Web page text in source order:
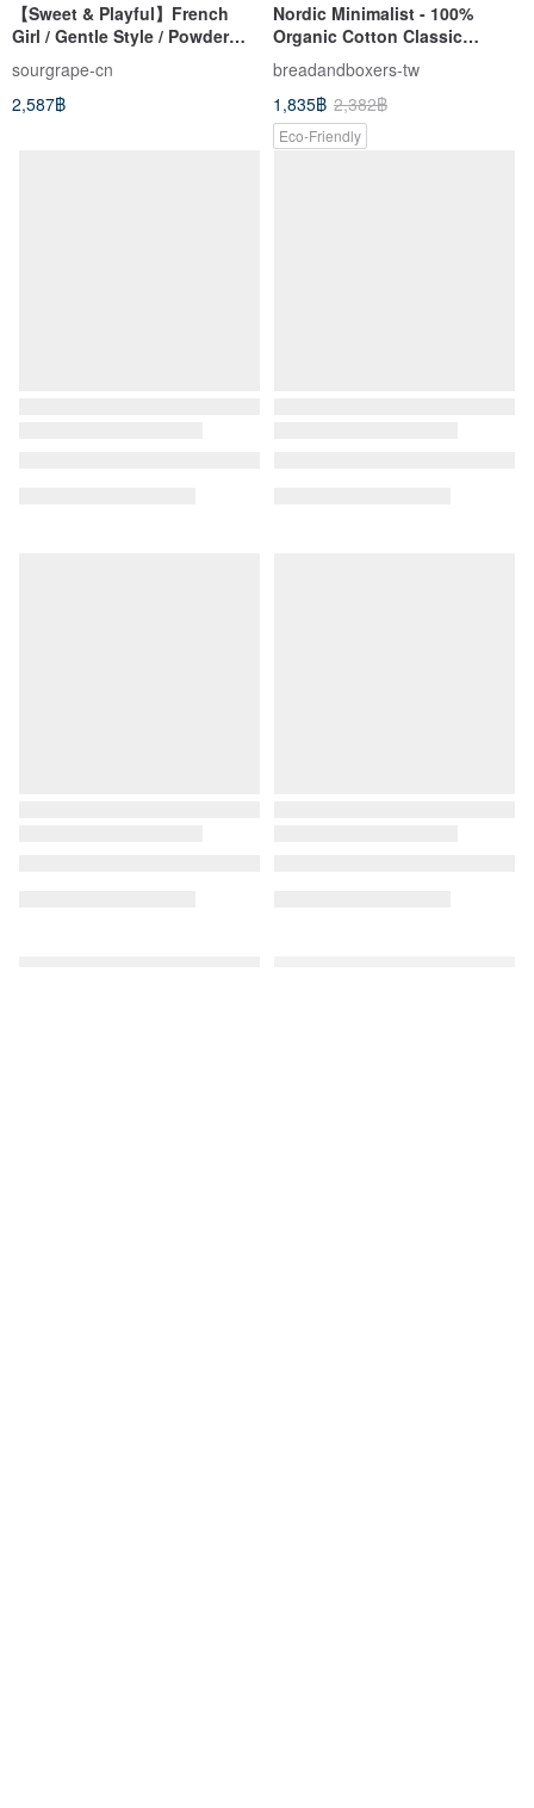
【Sweet & Playful】French
Girl / Gentle Style / Powder
Dress
sourgrape-cn
2,587฿
Nordic Minimalist - 100%
Organic Cotton Classic
Crewneck T-Shirt / Vegetarian
Tee / T-shirt Women (Milk Tea)
breadandboxers-tw
1,835฿ 2,382฿
Eco-Friendly